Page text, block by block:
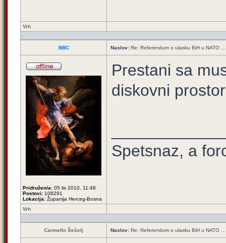
Vrh
BBC Naslov: Re: Referendum o ulasku BiH u NATO ...
Pridružen/a: 05 lis 2010, 11:48
Postovi: 108291
Lokacija: Županija Herceg-Bosna
Prestani sa
diskovni
Spetsnaz, a
Vrh
Carmello Šešelj Naslov: Re: Referendum o ulasku BiH u NATO ...